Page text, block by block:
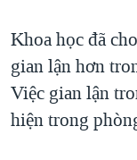
Khoa học đã
gian lận hơn
Việc gian lận
hiện trong